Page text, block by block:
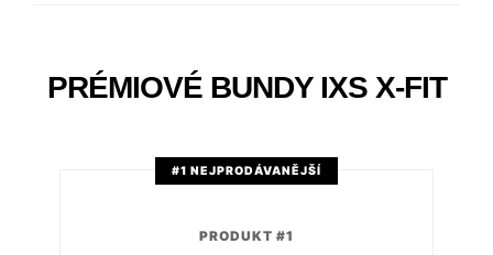
PRÉMIOVÉ BUNDY IXS X-FIT
#1 NEJPRODÁVANĚJŠÍ
PRODUKT #1